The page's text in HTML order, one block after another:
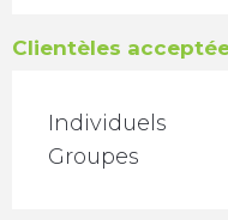
Clientèles
Individuels
Groupes